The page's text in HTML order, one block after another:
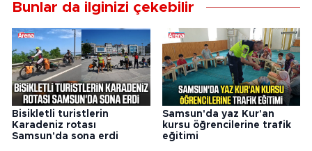
Bunlar da ilginizi çekebilir
Bisikletli turistlerin
Karadeniz rotası
Samsun'da sona erdi
Samsun'da yaz Kur'an
kursu öğrencilerine trafik
eğitimi